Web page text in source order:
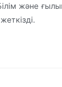
және